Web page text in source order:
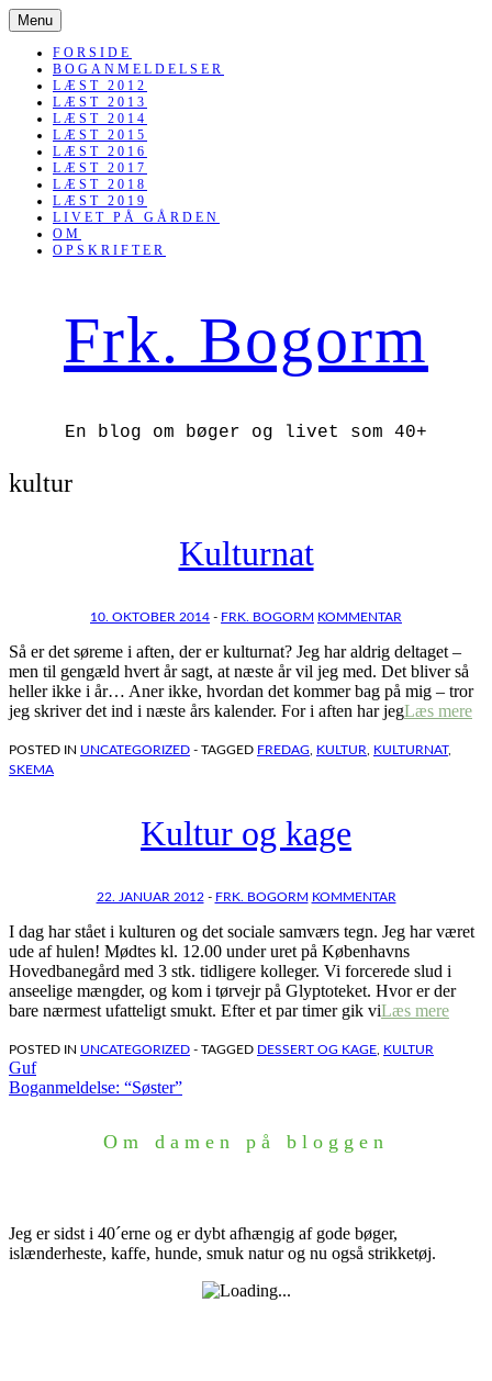
Menu SKIP
TO
CONTENT
FORSIDE
BOGANMELDELSER
LÆST 2012
LÆST 2013
LÆST 2014
LÆST 2015
LÆST 2016
LÆST 2017
LÆST 2018
LÆST 2019
LIVET PÅ GÅRDEN
OM
OPSKRIFTER
Frk. Bogorm
En blog om bøger og livet som 40+
kultur
Kulturnat
10. OKTOBER 2014 - FRK. BOGORM KOMMENTAR
Så er det søreme i aften, der er kulturnat? Jeg har aldrig deltaget –
men til gengæld hvert år sagt, at næste år vil jeg med. Det bliver så
heller ikke i år… Aner ikke, hvordan det kommer bag på mig – tror
jeg skriver det ind i næste års kalender. For i aften har jegLæs mere
POSTED IN UNCATEGORIZED - TAGGED FREDAG KULTUR KULTURNAT,
SKEMA
Kultur og kage
22. JANUAR 2012 - FRK. BOGORM KOMMENTAR
I dag har stået i kulturen og det sociale samværs tegn. Jeg har været
ude af hulen! Mødtes kl. 12.00 under uret på Københavns
Hovedbanegård med 3 stk. tidligere kolleger. Vi forcerede slud i
anseelige mængder, og kom i tørvejr på Glyptoteket. Hvor er der
bare nærmest ufatteligt smukt. Efter et par timer gik viLæs mere
POSTED IN UNCATEGORIZED - TAGGED DESSERT OG KAGE KULTUR
Indlægsnavigation
Guf
Boganmeldelse: “Søster”
Om damen på bloggen
Jeg er sidst i 40´erne og er dybt afhængig af gode bøger,
islænderheste, kaffe, hunde, smuk natur og nu også strikketøj.